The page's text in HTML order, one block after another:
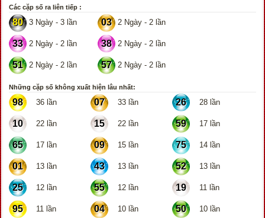
Các cặp số ra liên tiếp :
80 3 Ngày - 3 lần 03 2 Ngày - 2 lần
33 2 Ngày - 2 lần 38 2 Ngày - 2 lần
51 2 Ngày - 2 lần 57 2 Ngày - 2 lần
Những cặp số không xuất hiện lâu nhất:
98 36 lần 07 33 lần 26 28 lần
10 22 lần 15 22 lần 59 17 lần
65 17 lần 09 15 lần 75 14 lần
01 13 lần 43 13 lần 52 13 lần
25 12 lần 55 12 lần 19 11 lần
95 11 lần 04 10 lần 50 10 lần